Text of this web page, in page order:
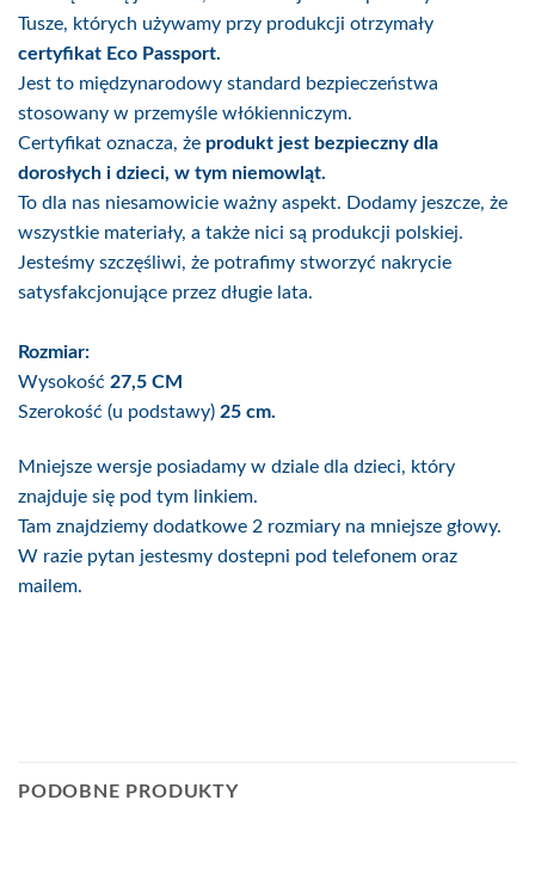
Tusze, których używamy przy produkcji otrzymały
certyfikat Eco Passport.
Jest to międzynarodowy standard bezpieczeństwa
stosowany w przemyśle włókienniczym.
Certyfikat oznacza, że produkt jest bezpieczny dla
dorosłych i dzieci, w tym niemowląt.
To dla nas niesamowicie ważny aspekt. Dodamy jeszcze, że
wszystkie materiały, a także nici są produkcji polskiej.
Jesteśmy szczęśliwi, że potrafimy stworzyć nakrycie
satysfakcjonujące przez długie lata.
Rozmiar:
Wysokość 27,5 CM
Szerokość (u podstawy) 25 cm.
Mniejsze wersje posiadamy w dziale dla dzieci, który
znajduje się pod tym linkiem.
Tam znajdziemy dodatkowe 2 rozmiary na mniejsze głowy.
W razie pytan jestesmy dostepni pod telefonem oraz
mailem.
PODOBNE PRODUKTY